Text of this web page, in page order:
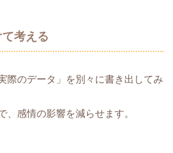
考える
際のデータ」を別々に書き出してみ
、感情の影響を減らせます。